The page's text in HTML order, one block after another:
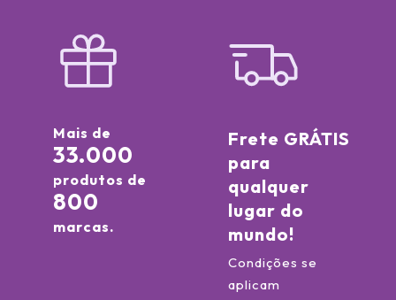
Mais de
33.000
produtos de
800
marcas.
Frete GRÁTIS
para
qualquer
lugar do
mundo!
Condições se
aplicam